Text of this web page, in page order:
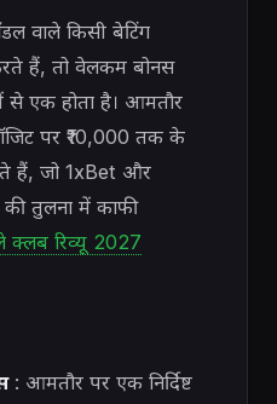
वाले किसी बेटिंग
हैं, तो वेलकम बोनस
एक होता है। आमतौर
पर ₹10,000 तक के
हैं, जो 1xBet और
की तुलना में काफी
क्लब रिव्यू 2027
: आमतौर पर एक निर्दिष्ट